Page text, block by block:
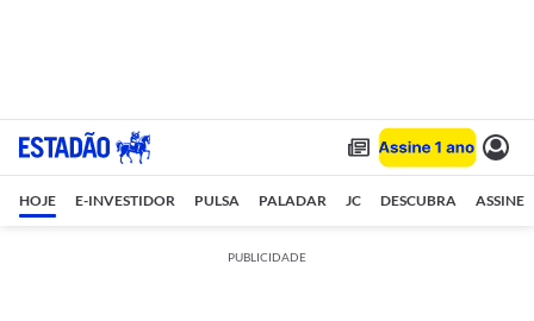
HOJE E-INVESTIDOR PULSA PALADAR JC DESCUBRA ASSINE
PUBLICIDADE